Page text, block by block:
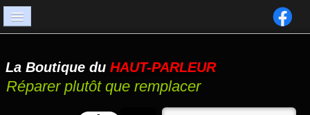
Catalogue
Atelier
La Boutique du HAUT-PARLEUR
Réparer plutôt que remplacer